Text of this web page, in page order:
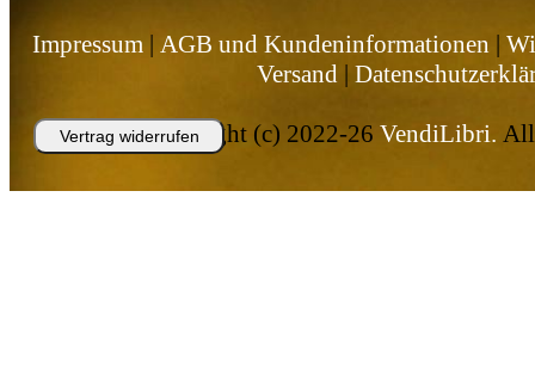
Impressum | AGB und Kundeninformationen |
Versand|
Copyright (c) 2022-26 VendiLibri. All
Vertrag widerrufen